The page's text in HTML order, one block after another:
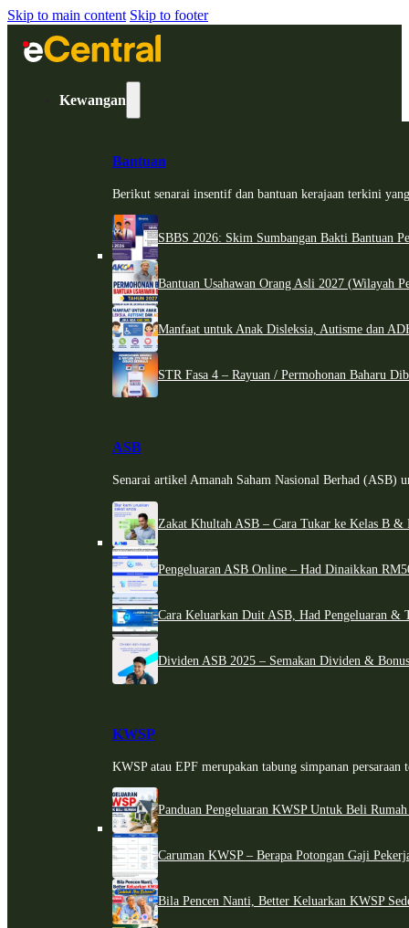
Skip to main content Skip to footer
Kewangan
Bantuan
Berikut senarai insentif dan bantuan kerajaan terkini
SBBS 2026: Skim Sumbangan Bakti Bantuan
Bantuan Usahawan Orang Asli 2027 (Wilayah
Manfaat untuk Anak Disleksia, Autisme dan
STR Fasa 4 – Rayuan / Permohonan Baharu
ASB
Senarai artikel Amanah Saham Nasional Berhad (ASB)
Zakat Khultah ASB – Cara Tukar ke Kelas B &
Pengeluaran ASB Online – Had Dinaikkan
Cara Keluarkan Duit ASB, Had Pengeluaran &
Dividen ASB 2025 – Semakan Dividen &
KWSP
KWSP atau EPF merupakan tabung simpanan persaraan
Panduan Pengeluaran KWSP Untuk Beli
Caruman KWSP – Berapa Potongan Gaji
Bila Pencen Nanti, Better Keluarkan KWSP